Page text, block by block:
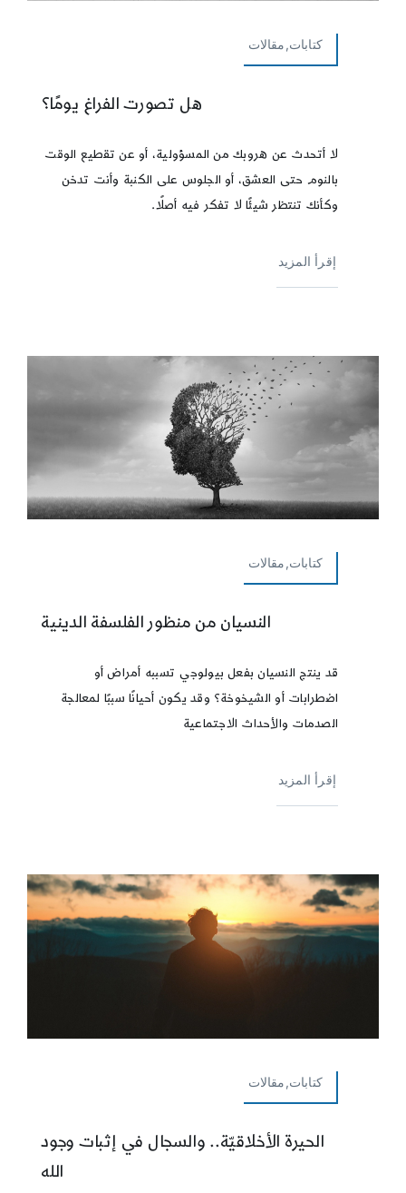
كتابات,مقالات
هل تصورت الفراغ يومًا؟
لا أتحدث عن هروبك من المسؤولية، أو عن تقطيع الوقت
بالنوم حتى العشق، أو الجلوس على الكنبة وأنت تدخن
وكأنك تنتظر شيئًا لا تفكر فيه أصلًا.
إقرأ المزيد
كتابات,مقالات
النسيان من منظور الفلسفة الدينية
قد ينتج النسيان بفعل بيولوجي تسببه أمراض أو
اضطرابات أو الشيخوخة؟ وقد يكون أحيانًا سببًا لمعالجة
الصدمات والأحداث الاجتماعية
إقرأ المزيد
كتابات,مقالات
الحيرة الأخلاقيّة.. والسجال في إثبات وجود
الله